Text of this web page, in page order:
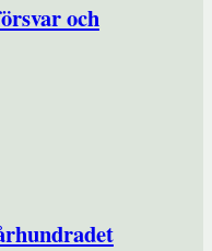
och